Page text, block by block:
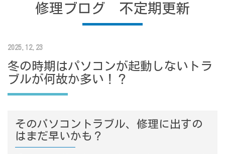
修理ブログ 不定期更新
2025.12.23
冬の時期はパソコンが起動しないトラ
ブルが何故か多い！？
そのパソコントラブル、修理に出すの
はまだ早いかも？